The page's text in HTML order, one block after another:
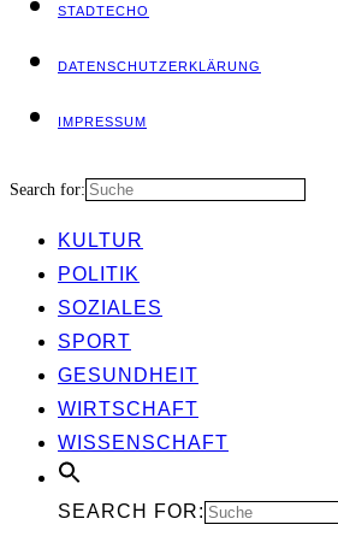
STADT­ECHO
DATEN­SCHUTZ­ER­KLÄ­RUNG
IMPRES­SUM
Search for:
KUL­TUR
POLI­TIK
SOZIA­LES
SPORT
GESUND­HEIT
WIRT­SCHAFT
WIS­SEN­SCHAFT
SEARCH FOR: